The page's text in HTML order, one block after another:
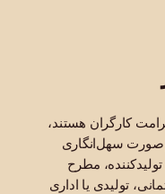
کارگران هستند،
سهل‌انگاری
مطرح
تولیدی یا اداری